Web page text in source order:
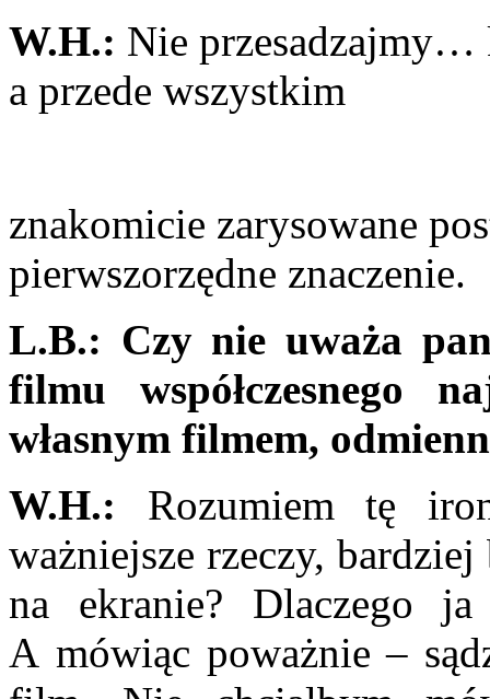
W.H.: Nie
a przede wszystkim
znakomicie zarysowane
pierwszorzędne znaczenie.
L.B.: Czy nie uważa
filmu współczes­nego
własnym filmem,
W.H.: Rozumiem tę
ważniejsze rzeczy,
na ekranie? Dlaczego
A mówiąc poważnie –